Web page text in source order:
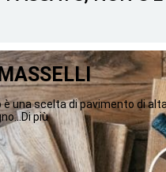
è una scelta di pavimento di
più